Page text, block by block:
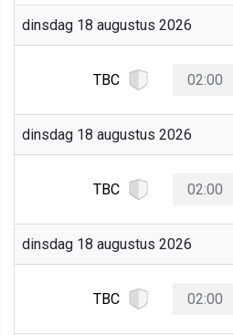
dinsdag 18 augustus 2026
TBC 02:00
dinsdag 18 augustus 2026
TBC 02:00
dinsdag 18 augustus 2026
TBC 02:00